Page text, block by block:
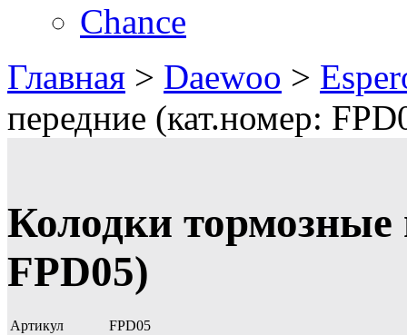
Chance
Главная > Daewoo >
передние (кат.номер:
Колодки тормозные
FPD05)
Артикул
FPD05